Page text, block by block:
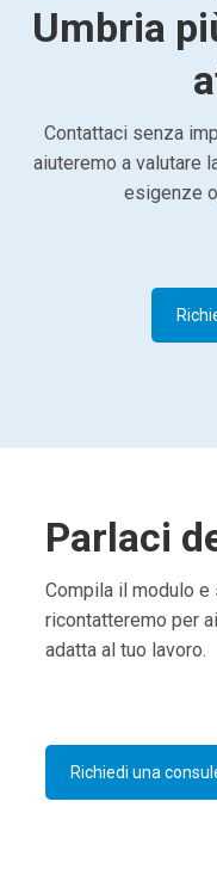
Umbria
Contattaci senza
aiuteremo a valutare
esigenze
Parlaci
Compila il modulo
ricontatteremo per
adatta al tuo lavoro.
Richiedi una